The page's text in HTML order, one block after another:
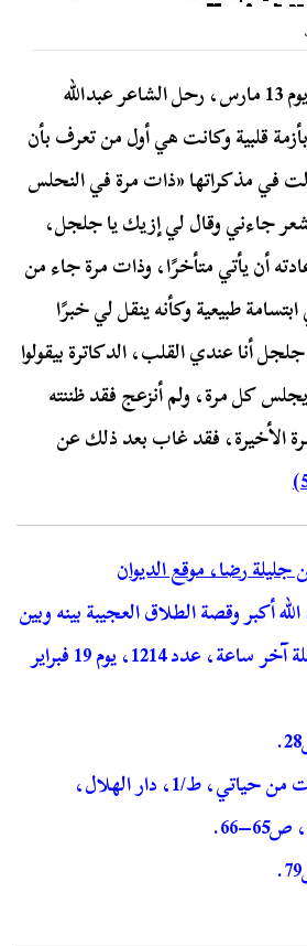
في عام 1977م وتحديدًا يوم 13 مارس، رحل الشاعر عبدالله
قلبية وكانت هي أول من تعرف بأن
في مذكراتها «ذات مرة في النحلس
جاءني وقال لي إزيك يا جلجل،
أن يأتي متأخرًا، وذات مرة جاء من
طبيعية وكأنه ينقل لي خبرًا
أنا عندي القلب، الدكاترة بيقولوا
كل مرة، ولم أنزعج فقد ظننته
الأخيرة، فقد غاب بعد ذلك عن
رضا، موقع الديوان
أكبر وقصة الطلاق العجيبة بينه وبين
الشاعرة جليلة رضا، مجلة آخر ساعة، عدد 1214، يوم 19 فبراير
جليلة رضا، صفحات من حياتي، ط/1، دار الهلال،